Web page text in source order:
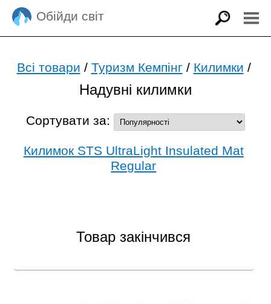
Обійди світ
Всі товари / Туризм Кемпінг / Килимки /
Надувні килимки
Сортувати за:
Килимок STS UltraLight Insulated Mat
Regular
Товар закінчився